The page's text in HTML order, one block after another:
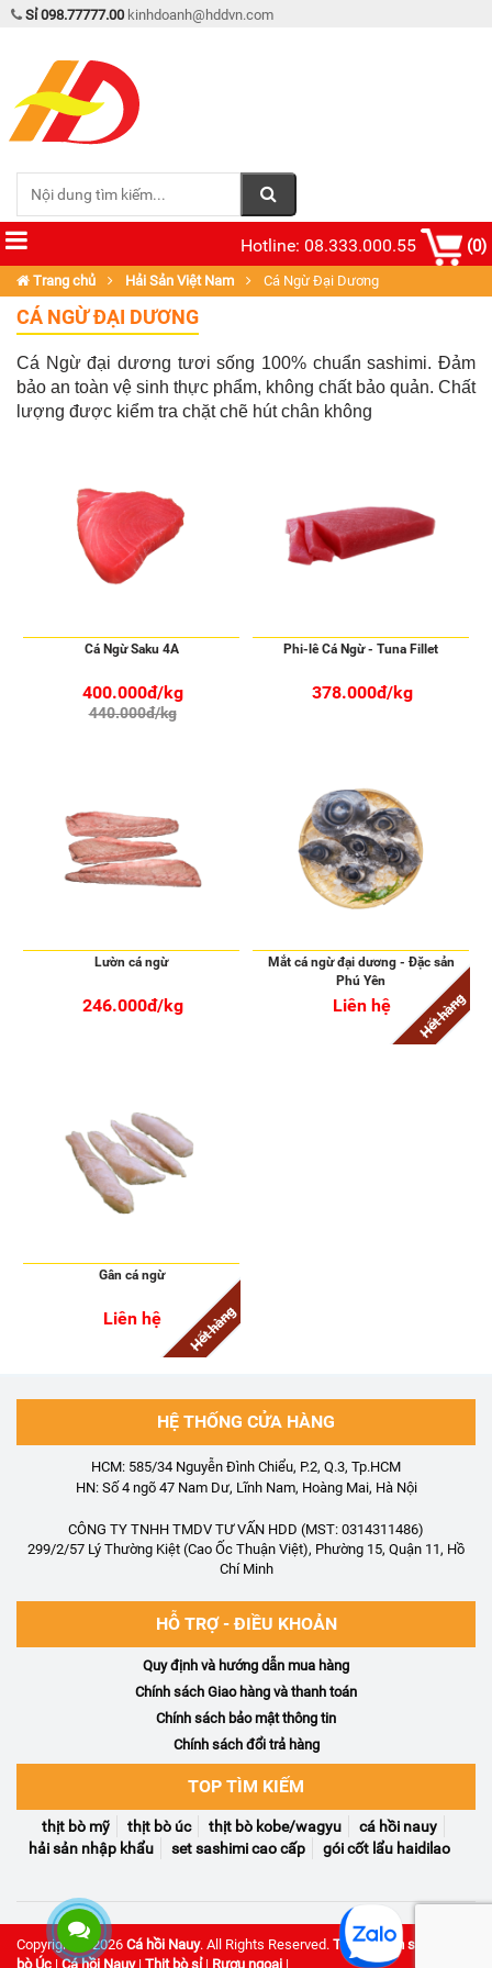
Sỉ 098.77777.00 kinhdoanh@hddvn.com
Hotline: 08.333.000.55 (0)
Trang chủ Hải Sản Việt Nam Cá Ngừ Đại Dương
CÁ NGỪ ĐẠI DƯƠNG
Cá Ngừ đại dương tươi sống 100% chuẩn sashimi. Đảm
bảo an toàn vệ sinh thực phẩm, không chất bảo quản. Chất
lượng được kiểm tra chặt chẽ hút chân không
Cá Ngừ Saku 4A
400.000đ/kg
440.000đ/kg
Phi-lê Cá Ngừ - Tuna Fillet
378.000đ/kg
Lườn cá ngừ
246.000đ/kg
Mắt cá ngừ đại dương - Đặc sản
Phú Yên
Liên hệ Hết hàng
Gân cá ngừ
Liên hệ Hết hàng
HỆ THỐNG CỬA HÀNG
HCM: 585/34 Nguyễn Đình Chiểu, P.2, Q.3, Tp.HCM
HN: Số 4 ngõ 47 Nam Dư, Lĩnh Nam, Hoàng Mai, Hà Nội
CÔNG TY TNHH TMDV TƯ VẤN HDD (MST: 0314311486)
299/2/57 Lý Thường Kiệt (Cao Ốc Thuận Việt), Phường 15, Quận 11, Hồ
Chí Minh
HỖ TRỢ - ĐIỀU KHOẢN
Quy định và hướng dẫn mua hàng
Chính sách Giao hàng và thanh toán
Chính sách bảo mật thông tin
Chính sách đổi trả hàng
TOP TÌM KIẾM
thịt bò mỹ thịt bò úc thịt bò kobe/wagyu
cá hồi nauy
hải sản nhập khẩu
set sashimi cao cấp gói cốt lẩu haidilao
Copyright © 2026 Cá hồi Nauy. All Rights Reserved. Thực phẩm sạch
bò Úc | Cá hồi Nauy| Thịt bò sỉ| Rượu ngoại |